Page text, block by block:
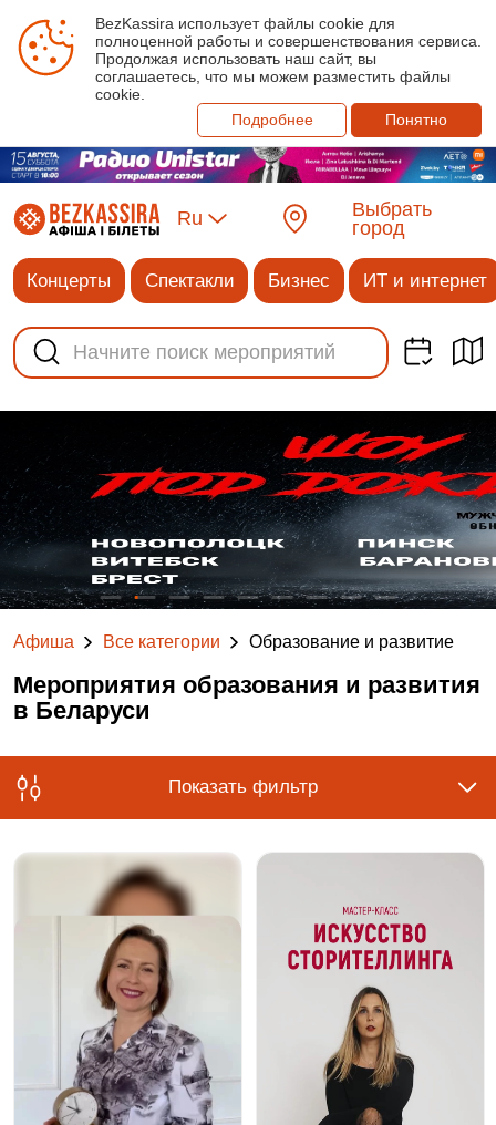
BezKassira использует файлы cookie для
полноценной работы и совершенствования сервиса.
Продолжая использовать наш сайт, вы
соглашаетесь, что мы можем разместить файлы
cookie.
Подробнее
Понятно
Ru
Выбрать
город
Концерты Спектакли Бизнес ИТ и интернет
Афиша Все категории Образование и развитие
Мероприятия образования и развития
в Беларуси
Показать фильтр